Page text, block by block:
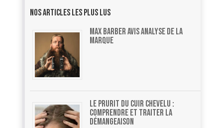
Nos articles les plus lus
Max Barber Avis Analyse de la
Marque
Le prurit du cuir chevelu :
comprendre et traiter la
démangeaison